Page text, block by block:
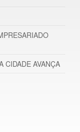
CIDADE AVANÇA